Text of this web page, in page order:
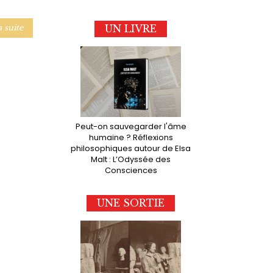
suite UN LIVRE
Peut-on sauvegarder l'âme
humaine ? Réflexions
philosophiques autour de Elsa
Malt : L’Odyssée des
Consciences
UNE SORTIE